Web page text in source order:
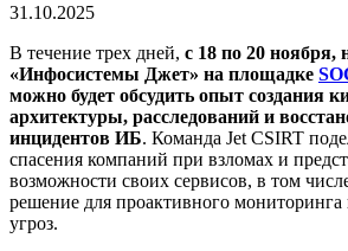
31.10.2025
В течение трех дней, с 18 по 20 ноября,
«Инфосистемы Джет» на площадке
можно будет обсудить опыт создания
архитектуры, расследований и
инцидентов ИБ. Команда Jet CSIRT
спасения компаний при взломах и
возможности своих сервисов, в том
решение для проактивного
угроз.